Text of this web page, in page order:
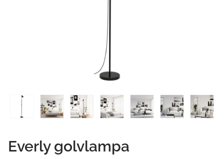
Everly golvlampa